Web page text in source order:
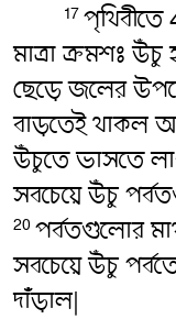
17
মাত্রা ক্রমশঃ
ছেড়ে জলের
বাড়তেই থাকল
উঁচুতে ভাসতে
সবচেয়ে উঁচু
20 পর্বতগুলোর
সবচেয়ে উঁচু
দাঁড়াল|